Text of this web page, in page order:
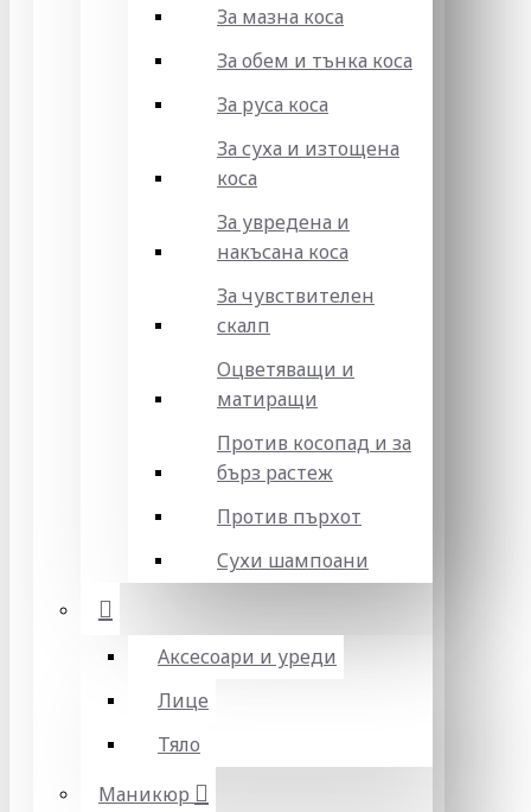
За мазна коса
За обем и тънка коса
За руса коса
За суха и изтощена
коса
За увредена и
накъсана коса
За чувствителен
скалп
Оцветяващи и
матиращи
Против косопад и за
бърз растеж
Против пърхот
Сухи шампоани
Аксесоари и уреди
Лице
Тяло
Маникюр